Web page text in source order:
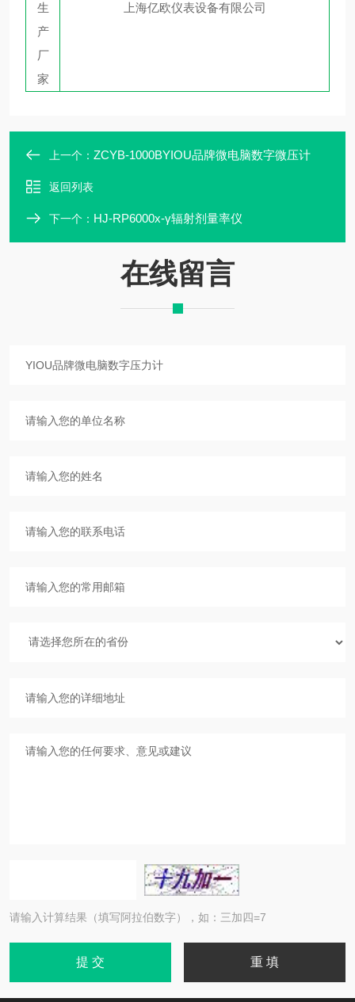
生
产
厂
家
上海亿欧仪表设备有限公司
上一个： ZCYB-1000BYIOU品牌微电脑数字微压计
返回列表
下一个： HJ-RP6000x-γ辐射剂量率仪
在线留言
请输入计算结果（填写阿拉伯数字），如：三加四=7